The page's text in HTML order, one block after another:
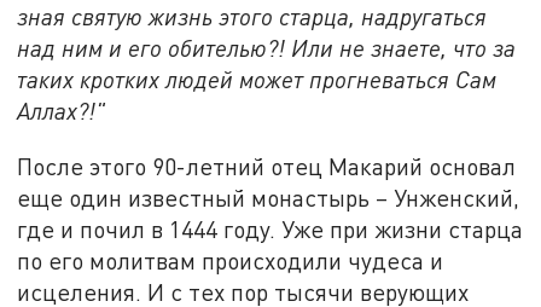
зная святую жизнь этого старца, надругаться
над ним и его обителью?! Или не знаете, что за
таких кротких людей может прогневаться Сам
Аллах?!"
После этого 90-летний отец Макарий основал
еще один известный монастырь – Унженский,
где и почил в 1444 году. Уже при жизни старца
по его молитвам происходили чудеса и
исцеления. И с тех пор тысячи верующих